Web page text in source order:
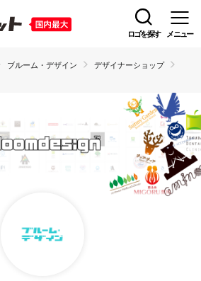
ロゴを探す メニュー
ブルーム・デザイン
デザイナーショップ